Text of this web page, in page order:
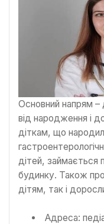
Основний напрям –
від народження і
діткам, що
дітей, займається
будинку. Також
дітям, так і
Адреса: